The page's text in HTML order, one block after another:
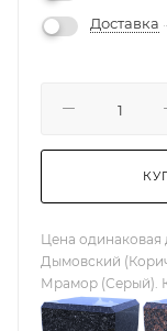
Доставка
Цена одинаковая
Дымовский
Мрамор (Серый).